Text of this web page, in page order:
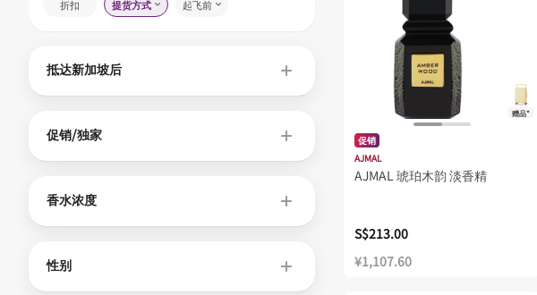
折扣 提货方式 起飞前
抵达新加坡后
促销/独家
香水浓度
性别
赠品*
促销
AJMAL
AJMAL 琥珀木韵 淡香精
S$213.00
¥1,107.60